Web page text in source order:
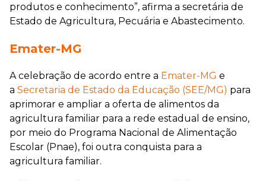
produtos e conhecimento”, afirma a secretária de
Estado de Agricultura, Pecuária e Abastecimento.
Emater-MG
A celebração de acordo entre a Emater-MG e
a Secretaria de Estado da Educação (SEE/MG) para
aprimorar e ampliar a oferta de alimentos da
agricultura familiar para a rede estadual de ensino,
por meio do Programa Nacional de Alimentação
Escolar (Pnae), foi outra conquista para a
agricultura familiar.